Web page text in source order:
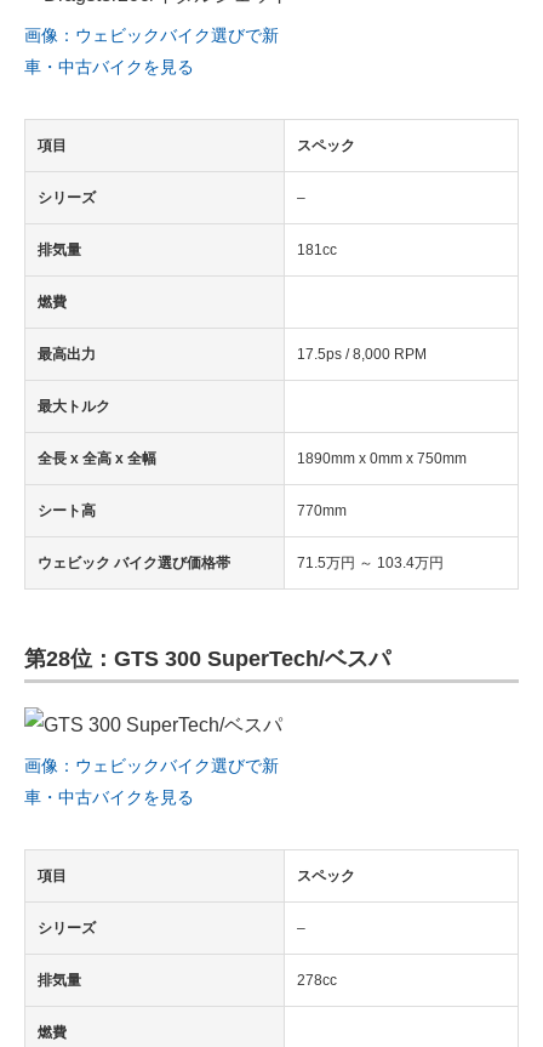
画像：ウェビックバイク選びで新
車・中古バイクを見る
項目 スペック
シリーズ –
排気量 181cc
燃費
最高出力 17.5ps / 8,000 RPM
最大トルク
全長 x 全高 x 全幅 1890mm x 0mm x 750mm
シート高 770mm
ウェビック バイク選び価格帯 71.5万円 ～ 103.4万円
第28位：GTS 300 SuperTech/ベスパ
画像：ウェビックバイク選びで新
車・中古バイクを見る
項目 スペック
シリーズ –
排気量 278cc
燃費